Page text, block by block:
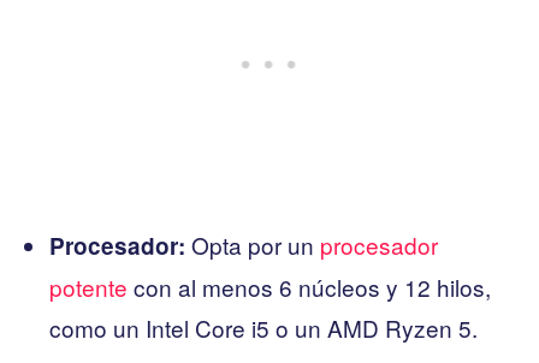
Procesador: Opta por un procesador
potente con al menos 6 núcleos y 12 hilos,
como un Intel Core i5 o un AMD Ryzen 5.